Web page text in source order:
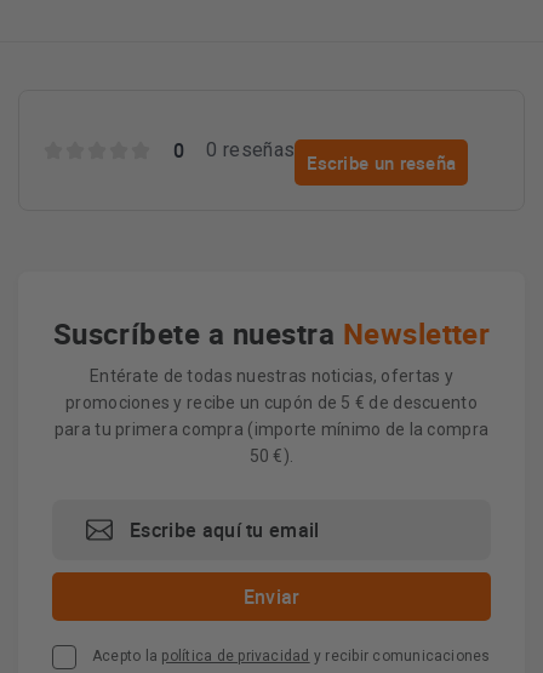
0 0 reseñas
Escribe un reseña
Suscríbete a nuestra Newsletter
Entérate de todas nuestras noticias, ofertas y
promociones y recibe un cupón de 5 € de descuento
para tu primera compra (importe mínimo de la compra
50 €).
Acepto la política de privacidad y recibir comunicaciones